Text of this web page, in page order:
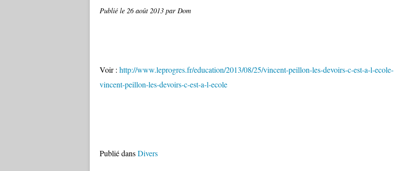
Publié le 26 août 2013 par Dom
Voir : http://www.leprogres.fr/education/2013/08/25/vincent-peillon-les-devoirs-c-est-a-l-ecole-
vincent-peillon-les-devoirs-c-est-a-l-ecole
Publié dansDivers